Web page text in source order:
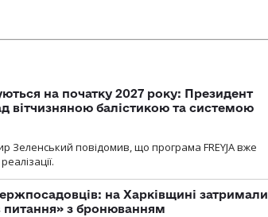
на початку 2027 року: Президент
вітчизняною балістикою та системою
Зеленський повідомив, що програма FREYJA вже
на Харківщині затримали
питання» з бронюванням